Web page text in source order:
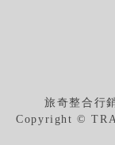
旅奇整合行
Copyright ©